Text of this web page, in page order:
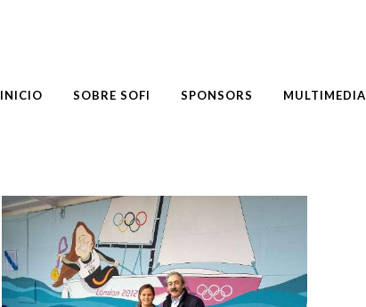
INICIO SOBRE SOFI SPONSORS MULTIMEDIA